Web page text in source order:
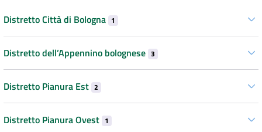
Distretto Città di Bologna 1
Distretto dell’Appennino bolognese 3
Distretto Pianura Est 2
Distretto Pianura Ovest 1